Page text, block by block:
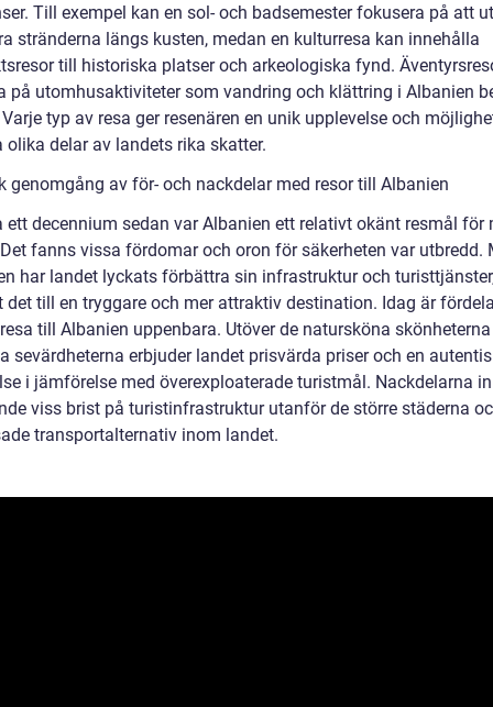
Till exempel kan en sol- och badsemester fokusera på att
stränderna längs kusten, medan en kulturresa kan innehålla
till historiska platser och arkeologiska fynd.
på utomhusaktiviteter som vandring och klättring i Albanien
typ av resa ger resenären en unik upplevelse och
olika delar av landets rika skatter.
genomgång av för- och nackdelar med resor till Albanien
ett decennium sedan var Albanien ett relativt okänt resmål för
fanns vissa fördomar och oron för säkerheten var utbredd.
har landet lyckats förbättra sin infrastruktur och
det till en tryggare och mer attraktiv destination. Idag är
till Albanien uppenbara. Utöver de natursköna
sevärdheterna erbjuder landet prisvärda priser och en
i jämförelse med överexploaterade turistmål. Nackdelarna
viss brist på turistinfrastruktur utanför de större städerna
transportalternativ inom landet.